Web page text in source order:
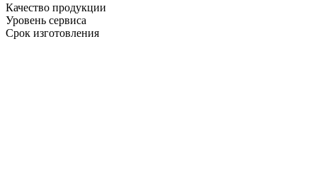
Качество продукции
Уровень сервиса
Срок изготовления